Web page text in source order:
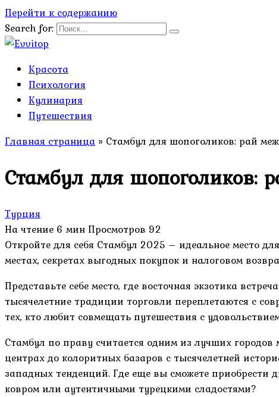
Перейти к содержанию
Search for:
Красота
Психология
Кулинария
Путешествия
Главная страница » Стамбул для шопоголиков: рай
Стамбул для шопоголиков:
Турция
На чтение 6 мин Просмотров 92
Откройте для себя Стамбул 2025 – идеальное место
местах, секретах выгодных покупок и налоговом
Представьте себе место, где восточная экзотика
тысячелетние традиции торговли переплетаются с
тех, кто любит совмещать путешествия с
Стамбул по праву считается одним из лучших
центрах до колоритных базаров с тысячелетней
западных тенденций. Где еще вы сможете
ковром или аутентичными турецкими сладостями?